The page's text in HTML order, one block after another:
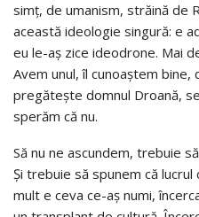
simț, de umanism, străină de
această ideologie singură: e
eu le-aș zice ideodrone. Mai
Avem unul, îl cunoaștem bine,
pregătește domnul Droană,
sperăm că nu.
Să nu ne ascundem, trebuie
Și trebuie să spunem că
mult e ceva ce-aș numi,